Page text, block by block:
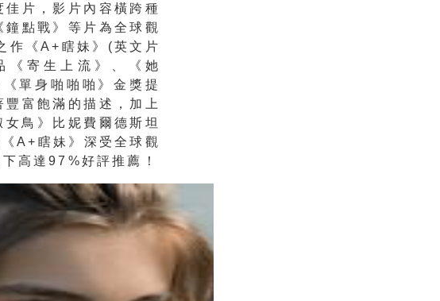
片，影片內容橫跨種
點戰》等片為全球觀
《A+瞎妹》(英文片
寄生上流》、《她
單身啪啪啪》金獎提
富飽滿的描述，加上
鳥》比妮費爾德斯坦
A+瞎妹》深受全球觀
高達97%好評推薦！